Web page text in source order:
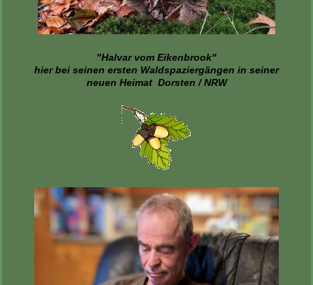
"Halvar vom Eikenbrook"
hier bei seinen ersten Waldspaziergängen in seiner
neuen Heimat Dorsten / NRW